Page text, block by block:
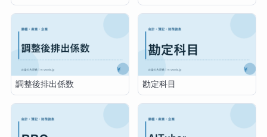
調整後排出係数 勘定科目